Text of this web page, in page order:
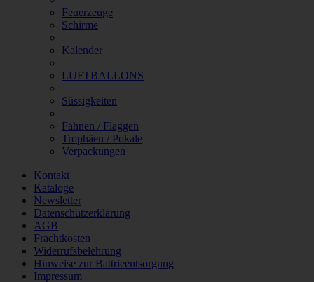
Feuerzeuge
Schirme
Kalender
LUFTBALLONS
Süssigkeiten
Fahnen / Flaggen
Trophäen / Pokale
Verpackungen
Kontakt
Kataloge
Newsletter
Datenschutzerklärung
AGB
Frachtkosten
Widerrufsbelehrung
Hinweise zur Battrieentsorgung
Impressum